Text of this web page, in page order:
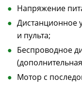
Напряжение
Дистанционное
и пульта;
Беспроводное
Мотор с